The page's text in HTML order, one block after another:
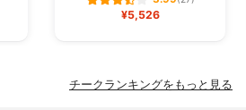
¥5,526
チークランキングをもっと見る